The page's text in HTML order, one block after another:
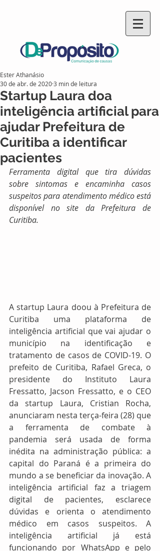
Startup Laura doa
inteligência artificial para
ajudar Prefeitura de
Curitiba a identificar
pacientes
Ester Athanásio
30 de abr. de 20203 min de leitura
Ferramenta digital que tira dúvidas
sobre sintomas e encaminha casos
suspeitos para atendimento médico está
disponível no site da Prefeitura de
Curitiba.
A startup Laura doou à Prefeitura de
Curitiba uma plataforma de
inteligência artificial que vai ajudar o
município na identificação e
tratamento de casos de COVID-19. O
prefeito de Curitiba, Rafael Greca, o
presidente do Instituto Laura
Fressatto, Jacson Fressatto, e o CEO
da startup Laura, Cristian Rocha,
anunciaram nesta terça-feira (28) que
a ferramenta de combate à
pandemia será usada de forma
inédita na administração pública: a
capital do Paraná é a primeira do
mundo a se beneficiar da inovação. A
inteligência artificial faz a triagem
digital de pacientes, esclarece
dúvidas e orienta o atendimento
médico em casos suspeitos. A
inteligência artificial já está
funcionando por WhatsApp e pelo